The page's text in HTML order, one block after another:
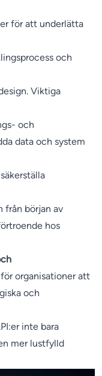
för att underlätta
och
Viktiga
och
data och system
från början av
hos
organisationer att
och
inte bara
mer lustfylld